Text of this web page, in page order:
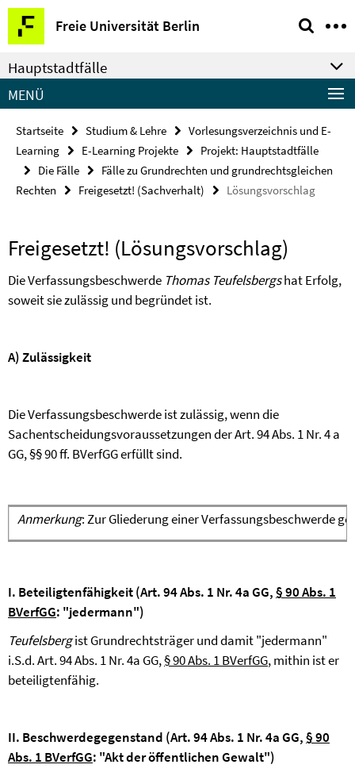
Springe
direkt
zu
Inhalt
Freie Universität Berlin
Service-
Navigation
Hauptstadtfälle
MENÜ
Startseite Studium & Lehre
Vorlesungsverzeichnis und E-
Learning
E-Learning Projekte
Projekt: Hauptstadtfälle
Die Fälle
Fälle zu Grundrechten und grundrechtsgleichen
Rechten
Freigesetzt! (Sachverhalt) Lösungsvorschlag
Freigesetzt! (Lösungsvorschlag)
Die Verfassungsbeschwerde Thomas Teufelsbergshat Erfolg,
soweit sie zulässig und begründet ist.
A) Zulässigkeit
Die Verfassungsbeschwerde ist zulässig, wenn die
Sachentscheidungsvoraussetzungen der Art. 94 Abs. 1 Nr. 4 a
GG, §§ 90 ff. BVerfGG erfüllt sind.
Anmerkung: Zur Gliederung einer Verfassungsbeschwerde
I. Beteiligtenfähigkeit (Art. 94 Abs. 1 Nr. 4a GG,§ 90 Abs. 1
BVerfGG: "jedermann")
Teufelsbergist Grundrechtsträger und damit "jedermann"
i.S.d. Art. 94 Abs. 1 Nr. 4a GG,§ 90 Abs. 1 BVerfGG, mithin ist er
beteiligtenfähig.
II. Beschwerdegegenstand (Art. 94 Abs. 1 Nr. 4a GG,§ 90
Abs. 1 BVerfGG: "Akt der öffentlichen Gewalt")